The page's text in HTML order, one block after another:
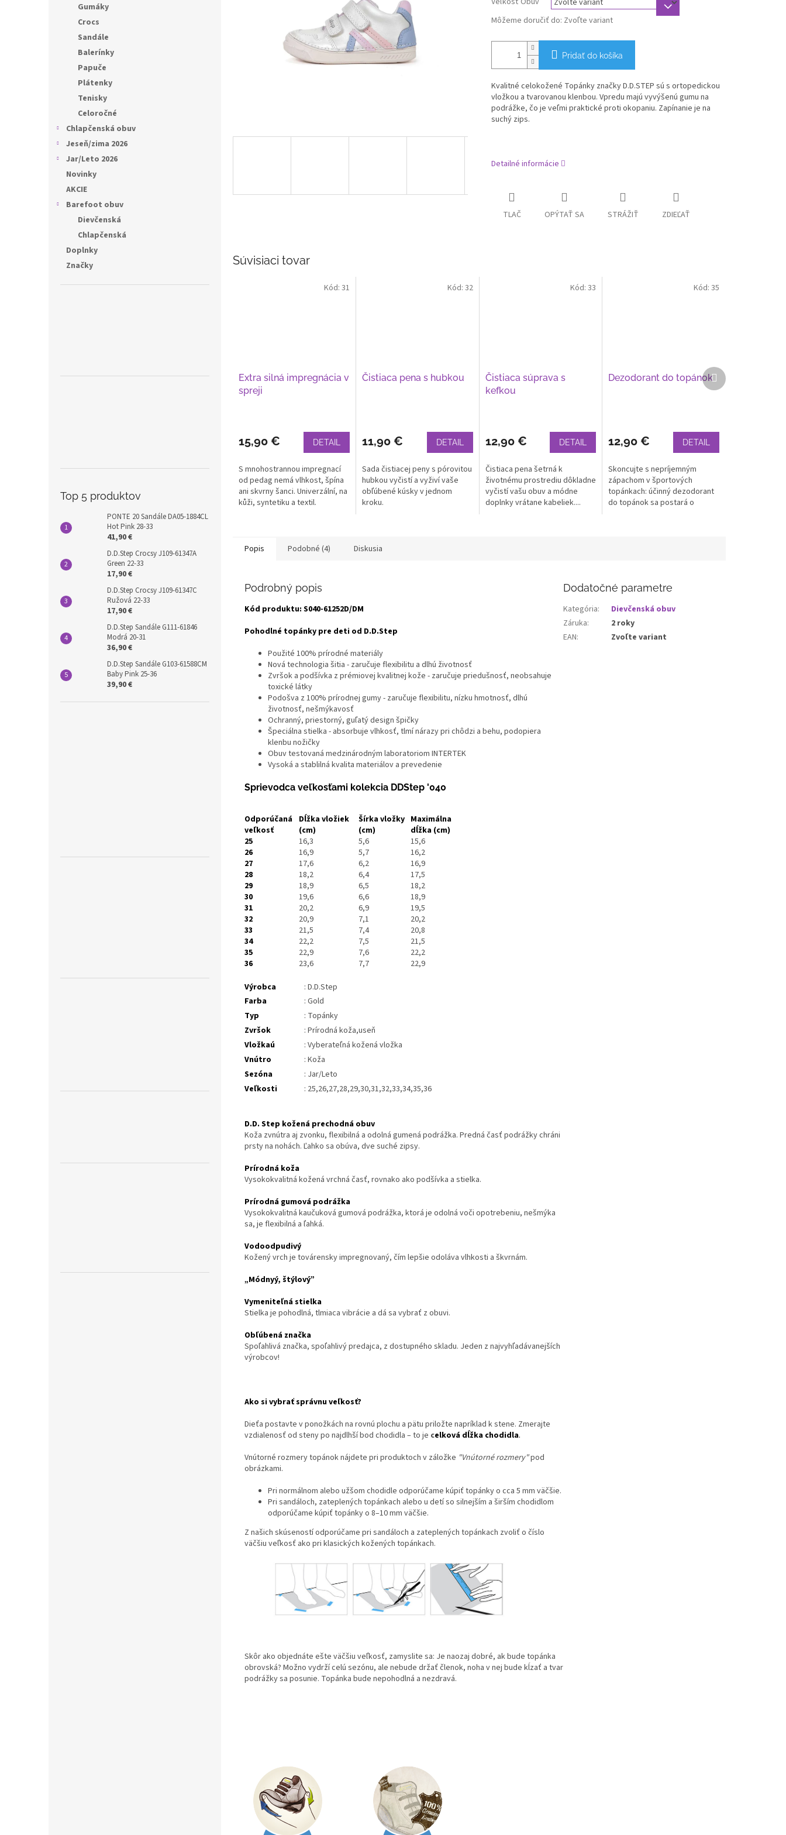
Gumáky
Crocs
Sandále
Balerínky
Papuče
Plátenky
Tenisky
Celoročné
Chlapčenská obuv
Jeseň/zima 2026
Jar/Leto 2026
Novinky
AKCIE
Barefoot obuv
Dievčenská
Chlapčenská
Doplnky
Značky
Top 5 produktov
PONTE 20 Sandále DA05-1884CL
Hot Pink 28-33
41,90 €
D.D.Step Crocsy J109-61347A
Green 22-33
17,90 €
D.D.Step Crocsy J109-61347C
Ružová 22-33
17,90 €
D.D.Step Sandále G111-61846
Modrá 20-31
36,90 €
D.D.Step Sandále G103-61588CM
Baby Pink 25-36
39,90 €
Môžeme doručiť do: Zvoľte variant
Pridať do košíka
Kvalitné celokožené Topánky značky D.D.STEP sú s ortopedickou
vložkou a tvarovanou klenbou. Vpredu majú vyvýšenú gumu na
podrážke, čo je veľmi praktické proti okopaniu. Zapínanie je na
suchý zips.
Detailné informácie
TLAČ OPÝTAŤ SA STRÁŽIŤ ZDIEĽAŤ
Súvisiaci tovar
Extra silná impregnácia v
spreji
15,90 € DETAIL
S mnohostrannou impregnací
od pedag nemá vlhkost, špína
ani skvrny šanci. Univerzální, na
kůži, syntetiku a textil.
Kód: 31
Čistiaca pena s hubkou
11,90 € DETAIL
Sada čistiacej peny s pórovitou
hubkou vyčistí a vyživí vaše
obľúbené kúsky v jednom
kroku.
Kód: 32
Čistiaca súprava s
kefkou
12,90 € DETAIL
Čistiaca pena šetrná k
životnému prostrediu dôkladne
vyčistí vašu obuv a módne
doplnky vrátane kabeliek....
Kód:33
Dezodorant do topánok
12,90 € DETAIL
Skoncujte s nepríjemným
zápachom v športových
topánkach: účinný dezodorant
do topánok sa postará o
Kód: 35
Ďalší
produkt
Popis Podobné (4) Diskusia
Podrobný popis
Kód produktu: S040-61252D/DM
Pohodlné topánky pre deti od D.D.Step
Použité 100% prírodné materiály
Nová technologia šitia - zaručuje flexibilitu a dlhú životnosť
Zvršok a podšívka z prémiovej kvalitnej kože - zaručuje priedušnosť, neobsahuje
toxické látky
Podošva z 100% prírodnej gumy - zaručuje flexibilitu, nízku hmotnosť, dlhú
životnosť, nešmýkavosť
Ochranný, priestorný, guľatý design špičky
Špeciálna stielka - absorbuje vlhkosť, tlmí nárazy pri chôdzi a behu, podopiera
klenbu nožičky
Obuv testovaná medzinárodným laboratoriom INTERTEK
Vysoká a stablilná kvalita materiálov a prevedenie
Sprievodca veľkosťami kolekcia DDStep '040
Odporúčaná
veľkosť
25
26
27
28
29
30
31
32
33
34
35
36
Dĺžka vložiek
(cm)
16,3
16,9
17,6
18,2
18,9
19,6
20,2
20,9
21,5
22,2
22,9
23,6
Šírka vložky
(cm)
5,6
5,7
6,2
6,4
6,5
6,6
6,9
7,1
7,4
7,5
7,6
7,7
Maximálna
dĺžka (cm)
15,6
16,2
16,9
17,5
18,2
18,9
19,5
20,2
20,8
21,5
22,2
22,9
Výrobca
: D.D.Step
Farba
: Gold
Typ
: Topánky
Zvršok
: Prírodná koža,useň
Vložkaú
: Vyberateľná kožená vložka
Vnútro
: Koža
Sezóna
: Jar/Leto
Veľkosti
: 25,26,27,28,29,30,31,32,33,34,35,36
D.D. Step kožená prechodná obuv
Koža zvnútra aj zvonku, flexibilná a odolná gumená podrážka. Predná časť podrážky chráni
prsty na nohách. Ľahko sa obúva, dve suché zipsy.
Prírodná koža
Vysokokvalitná kožená vrchná časť, rovnako ako podšívka a stielka.
Prírodná gumová podrážka
Vysokokvalitná kaučuková gumová podrážka, ktorá je odolná voči opotrebeniu, nešmýka
sa, je flexibilná a ľahká.
Vodoodpudivý
Kožený vrch je továrensky impregnovaný, čím lepšie odoláva vlhkosti a škvrnám.
„Módnyý, štýlový”
Vymeniteľná stielka
Stielka je pohodlná, tlmiaca vibrácie a dá sa vybrať z obuvi.
Obľúbená značka
Spoľahlivá značka, spoľahlivý predajca, z dostupného skladu. Jeden z najvyhľadávanejších
výrobcov!
Ako si vybrať správnu veľkosť?
Dieťa postavte v ponožkách na rovnú plochu a pätu priložte napríklad k stene. Zmerajte
vzdialenosť od steny po najdlhší bod chodidla – to je celková dĺžka chodidla.
Vnútorné rozmery topánok nájdete pri produktoch v záložke "Vnútorné rozmery"pod
obrázkami.
Pri normálnom alebo užšom chodidle odporúčame kúpiť topánky o cca 5 mm väčšie.
Pri sandáloch, zateplených topánkach alebo u detí so silnejším a širším chodidlom
odporúčame kúpiť topánky o 8–10 mm väčšie.
Z našich skúseností odporúčame pri sandáloch a zateplených topánkach zvoliť o číslo
väčšiu veľkosť ako pri klasických kožených topánkach.
Skôr ako objednáte ešte väčšiu veľkosť, zamyslite sa: Je naozaj dobré, ak bude topánka
obrovská? Možno vydrží celú sezónu, ale nebude držať členok, noha v nej bude kĺzať a tvar
podrážky sa posunie. Topánka bude nepohodlná a nezdravá.
Dodatočné parametre
Kategória:
Dievčenská obuv
Záruka:
2 roky
EAN: Zvoľte variant